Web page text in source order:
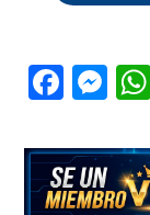
F
e
b
M
se
n